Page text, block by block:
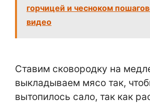
горчицей и чесноком
видео
Ставим сковородку на
выкладываем мясо так,
вытопилось сало, так как